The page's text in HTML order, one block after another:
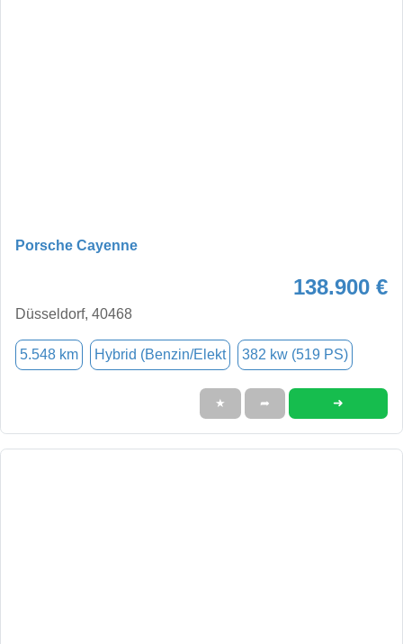
Porsche Cayenne
138.900 €
Düsseldorf, 40468
5.548 km Hybrid (Benzin/Elekt 382 kw (519 PS)
★ ➦ ➜